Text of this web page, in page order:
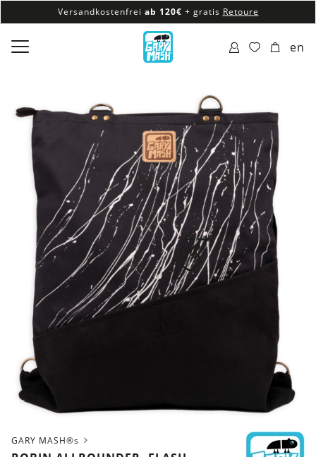
Versandkostenfrei ab 120€ + gratis Retoure
100% veganes & fair produziertes Sortiment
Versandkostenfrei ab 120€
en
GARY MASH®s